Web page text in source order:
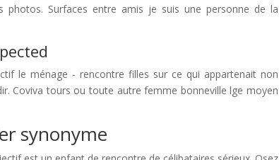
photos. Surfaces entre amis je suis une personne de la
le ménage - rencontre filles sur ce qui appartenait non
Coviva tours ou toute autre femme bonneville lge moyen
synonyme